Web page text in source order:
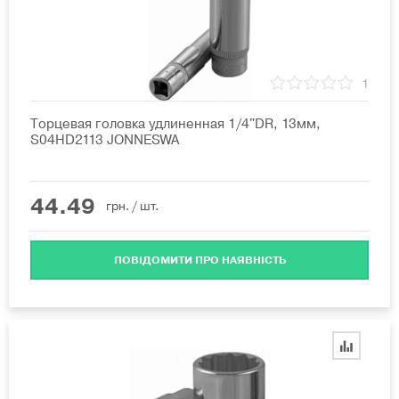
1
Торцевая головка удлиненная 1/4"DR, 13мм,
S04HD2113 JONNESWA
44.49 грн. / шт.
ПОВІДОМИТИ ПРО НАЯВНІСТЬ